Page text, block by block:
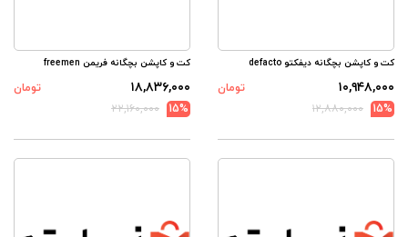
کت و کاپشن بچگانه دیفکتو defacto
۱۰,۹۴۸,۰۰۰
تومان
15%
۱۲,۸۸۰,۰۰۰
کت و کاپشن بچگانه فریمن freemen
۱۸,۸۳۶,۰۰۰
تومان
15%
۲۲,۱۶۰,۰۰۰